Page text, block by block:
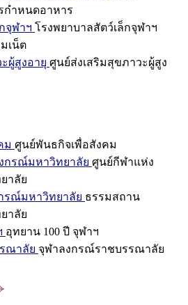
กำหนดอาหาร
จุฬาฯ โรงพยาบาลสัตว์เล็กจุฬาฯ
เน็ต
ผู้สูงอายุ ศูนย์ส่งเสริมสุขภาวะผู้สูง
ม ศูนย์พันธกิจเพื่อสังคม
กรณ์มหาวิทยาลัย ศูนย์กีฬาแห่ง
าลัย
รณ์มหาวิทยาลัย ธรรมสถาน
าลัย
อุทยาน 100 ปี จุฬาฯ
ณาลัย จุฬาลงกรณ์ราชบรรณาลัย